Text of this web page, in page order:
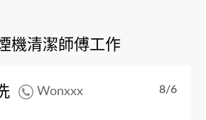
機清潔師傅工作
Wonxxx 8/6